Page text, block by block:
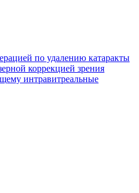
по удалению катаракты
коррекцией зрения
интравитреальные